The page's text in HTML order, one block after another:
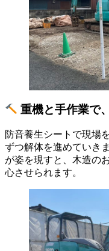
重機と手作業で
防音養生シートで現場
ずつ解体を進めていき
が姿を現すと、木造の
心させられます。